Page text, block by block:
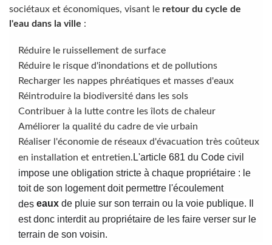
sociétaux et économiques, visant le retour du cycle de
l'eau dans la ville :
Réduire le ruissellement de surface
Réduire le risque d'inondations et de pollutions
Recharger les nappes phréatiques et masses d'eaux
Réintroduire la biodiversité dans les sols
Contribuer à la lutte contre les îlots de chaleur
Améliorer la qualité du cadre de vie urbain
Réaliser l'économie de réseaux d'évacuation très coûteux
en installation et entretien. L'article 681 du Code civil
impose une obligation stricte à chaque propriétaire : le
toit de son logement doit permettre l'écoulement
des eaux de pluie sur son terrain ou la voie publique. Il
est donc interdit au propriétaire de les faire verser sur le
terrain de son voisin.